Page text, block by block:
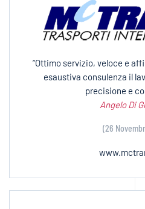
“Ottimo servizio, veloce e
esaustiva consulenza il
precisione e
Angelo Di
(26